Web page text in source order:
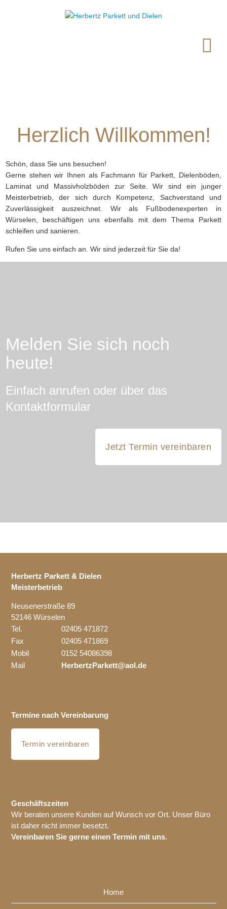
Herzlich Willkommen!
Schön, dass Sie uns besuchen!
Gerne stehen wir Ihnen als Fachmann für Parkett, Dielenböden,
Laminat und Massivholzböden zur Seite. Wir sind ein junger
Meisterbetrieb, der sich durch Kompetenz, Sachverstand und
Zuverlässigkeit auszeichnet. Wir als Fußbodenexperten in
Würselen, beschäftigen uns ebenfalls mit dem Thema Parkett
schleifen und sanieren.
Rufen Sie uns einfach an. Wir sind jederzeit für Sie da!
Melden Sie sich noch
heute!
Einfach anrufen oder über das
Kontaktformular
Jetzt Termin vereinbaren
Herbertz Parkett & Dielen
Meisterbetrieb
Neusenerstraße 89
52146 Würselen
Tel.
02405 471872
Fax
02405 471869
Mobil
0152 54086398
Mail
HerbertzParkett@aol.de
Termine nach Vereinbarung
Termin vereinbaren
Geschäftszeiten
Wir beraten unsere Kunden auf Wunsch vor Ort. Unser Büro
ist daher nicht immer besetzt.
Vereinbaren Sie gerne einen Termin mit uns.
Home